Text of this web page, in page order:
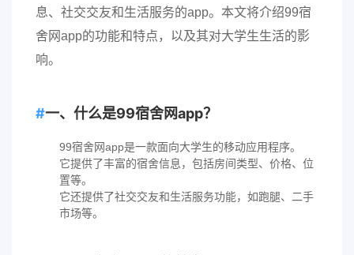
息、社交交友和生活服务的app。本文将介绍99宿
舍网app的功能和特点，以及其对大学生生活的影
响。
一、什么是99宿舍网app？
99宿舍网app是一款面向大学生的移动应用程序。
它提供了丰富的宿舍信息，包括房间类型、价格、位
置等。
它还提供了社交交友和生活服务功能，如跑腿、二手
市场等。